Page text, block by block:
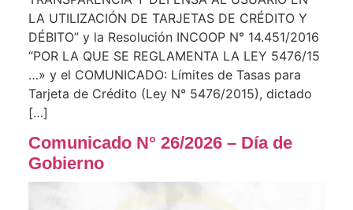
LA UTILIZACIÓN DE TARJETAS DE CRÉDITO Y
DÉBITO” y la Resolución INCOOP N° 14.451/2016
“POR LA QUE SE REGLAMENTA LA LEY 5476/15
…» y el COMUNICADO: Límites de Tasas para
Tarjeta de Crédito (Ley N° 5476/2015), dictado
[…]
Comunicado N° 26/2026 – Día de
Gobierno